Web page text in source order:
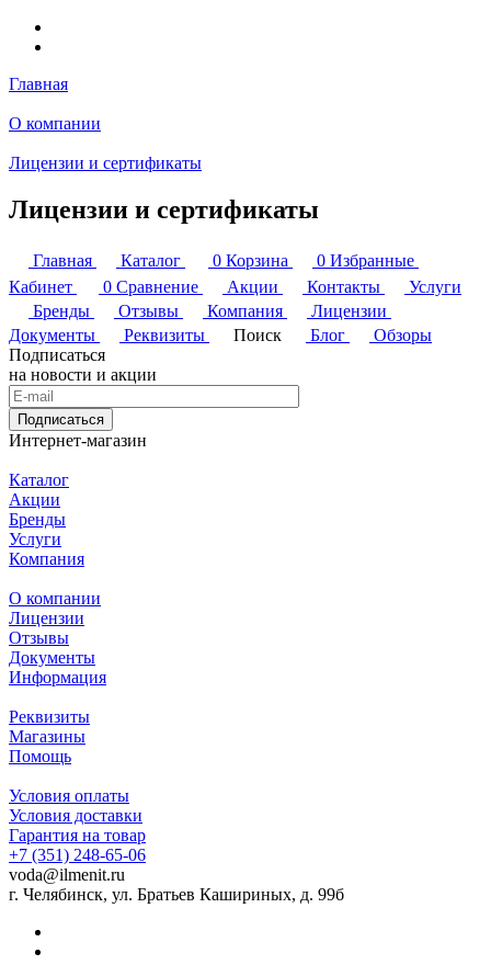
Главная
О компании
Лицензии и сертификаты
Лицензии и сертификаты
Главная Каталог 0 Корзина 0 Избранные
Кабинет
0 Сравнение Акции Контакты
Услуги
Бренды
Отзывы Компания
Лицензии
Документы
Реквизиты Поиск Блог
Обзоры
Подписаться
на новости и акции
Подписаться
Интернет-магазин
Каталог
Акции
Бренды
Услуги
Компания
О компании
Лицензии
Отзывы
Документы
Информация
Реквизиты
Магазины
Помощь
Условия оплаты
Условия доставки
Гарантия на товар
+7 (351) 248-65-06
voda@ilmenit.ru
г. Челябинск, ул. Братьев Кашириных, д. 99б